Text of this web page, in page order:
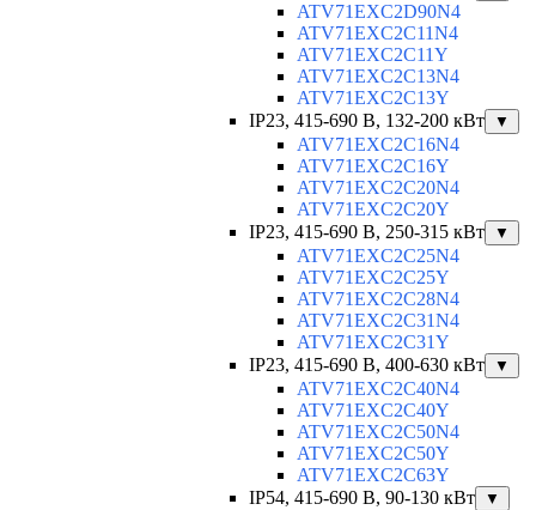
ATV71EXC2D90N4
ATV71EXC2C11N4
ATV71EXC2C11Y
ATV71EXC2C13N4
ATV71EXC2C13Y
IP23, 415-690 B, 132-200 кВт
▼
ATV71EXC2C16N4
ATV71EXC2C16Y
ATV71EXC2C20N4
ATV71EXC2C20Y
IP23, 415-690 B, 250-315 кВт
▼
ATV71EXC2C25N4
ATV71EXC2C25Y
ATV71EXC2C28N4
ATV71EXC2C31N4
ATV71EXC2C31Y
IP23, 415-690 B, 400-630 кВт
▼
ATV71EXC2C40N4
ATV71EXC2C40Y
ATV71EXC2C50N4
ATV71EXC2C50Y
ATV71EXC2C63Y
IP54, 415-690 B, 90-130 кВт
▼